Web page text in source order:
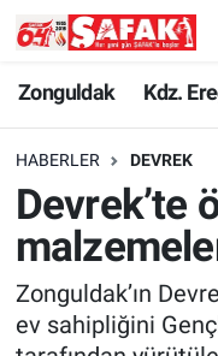
Zonguldak Kdz.
HABERLER DEVREK
Devrek’te
Zonguldak’ın
ev sahipliğini
Zonguldak
Kdz. Ereğli
Çaycuma
Kilimli
Zonguldak
Zonguldak Hava
Zonguldak
Zonguldak
Süper Lig Puan